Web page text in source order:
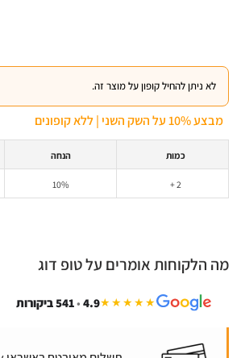
לא ניתן להחיל קופון על מוצר זה.
מבצע 10% על השק השני | ללא קופונים
כמות הנחה
2 +
10%
מה הלקוחות אומרים על טופ דוג
★★★★★
4.9
•541 ביקורות